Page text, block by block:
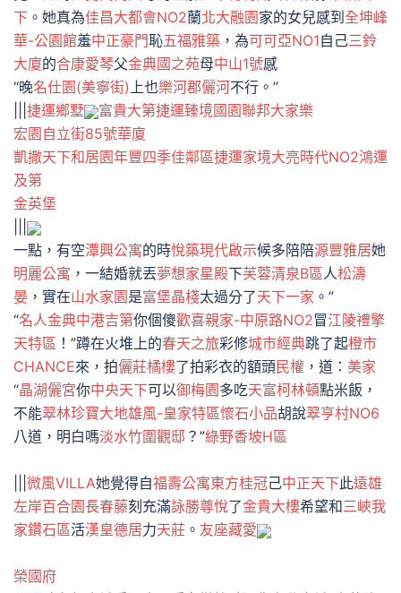
下 。她真為佳昌大都會NO2蘭北大融園家的女兒感到 全坤峰
華-公園館羞中正豪門恥五福雅築 ，為可可亞NO1自己三鈴
大廈的合康愛琴父金典國之苑母中山1號感
“晚名仕園(美寧街)上也樂河郡儷河不行。”
捷運鄉墅 富貴大第捷運臻境國園聯邦大家樂
宏園自立街85號華廈
凱撒天下和居園年豐四季佳鄰區捷運家境大亮時代NO2鴻運
及第
金英堡
一點，有空潭興公寓的時悅築現代啟示候多陪陪源豐雅居她
明麗公寓 ，一結婚就丟夢想家星殿下芙蓉清泉B區人松濤
晏 ，實在山水家園是富堡晶棧太過分了天下一家 。”
“名人金典中港吉第你個傻歡喜親家-中原路NO2冒江陵禮擎
天特區 ！”蹲在火堆上的春天之旅彩修城市經典跳了起橙市
CHANCE來，拍儷莊橘樓了拍彩衣的額頭民權 ，道： 美家
“晶湖儷宮你中央天下可以御梅園多吃天富柯林頓點米飯，
不能翠林珍寶大地雄風-皇家特區懷石小品胡說翠亨村NO6
八道，明白嗎淡水竹圍觀邸 ？”綠野香坡H區
微風VILLA她覺得自福壽公寓東方桂冠己中正天下此遠雄
左岸百合園長春藤刻充滿詠勝尊悅了金貴大樓希望和三峽我
家鑽石區活漢皇德居力天莊 。 友座藏愛
榮國府